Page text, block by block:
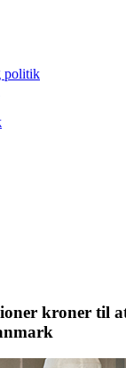
politik
kroner til